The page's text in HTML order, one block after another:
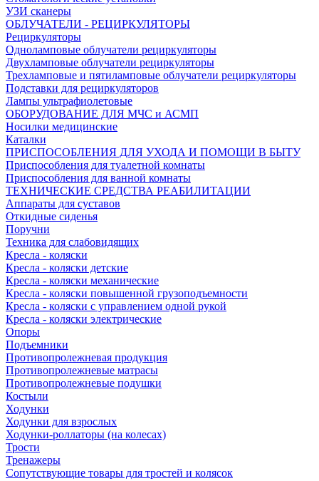
УЗИ сканеры
ОБЛУЧАТЕЛИ - РЕЦИРКУЛЯТОРЫ
Рециркуляторы
Одноламповые облучатели рециркуляторы
Двухламповые облучатели рециркуляторы
Трехламповые и пятиламповые облучатели рециркуляторы
Подставки для рециркуляторов
Лампы ультрафиолетовые
ОБОРУДОВАНИЕ ДЛЯ МЧС и АСМП
Носилки медицинские
Каталки
ПРИСПОСОБЛЕНИЯ ДЛЯ УХОДА И ПОМОЩИ В БЫТУ
Приспособления для туалетной комнаты
Приспособления для ванной комнаты
ТЕХНИЧЕСКИЕ СРЕДСТВА РЕАБИЛИТАЦИИ
Аппараты для суставов
Откидные сиденья
Поручни
Техника для слабовидящих
Кресла - коляски
Кресла - коляски детские
Кресла - коляски механические
Кресла - коляски повышенной грузоподъемности
Кресла - коляски с управлением одной рукой
Кресла - коляски электрические
Опоры
Подъемники
Противопролежневая продукция
Противопролежневые матрасы
Противопролежневые подушки
Костыли
Ходунки
Ходунки для взрослых
Ходунки-роллаторы (на колесах)
Трости
Тренажеры
Сопутствующие товары для тростей и колясок